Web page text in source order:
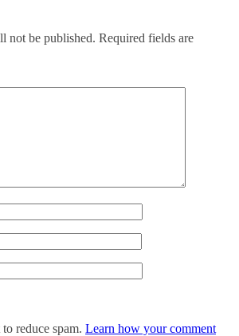
not be published. Required fields are
reduce spam. Learn how your comment